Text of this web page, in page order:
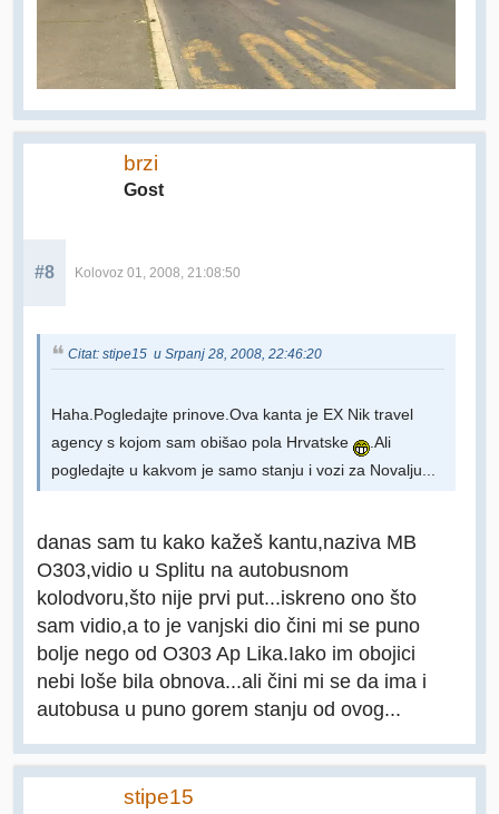
brzi
Gost
#8 Kolovoz 01, 2008, 21:08:50
Citat: stipe15 u Srpanj 28, 2008, 22:46:20
Haha.Pogledajte prinove.Ova kanta je EX Nik travel
agency s kojom sam obišao pola Hrvatske
.Ali
pogledajte u kakvom je samo stanju i vozi za Novalju...
danas sam tu kako kažeš kantu,naziva MB
O303,vidio u Splitu na autobusnom
kolodvoru,što nije prvi put...iskreno ono što
sam vidio,a to je vanjski dio čini mi se puno
bolje nego od O303 Ap Lika.Iako im obojici
nebi loše bila obnova...ali čini mi se da ima i
autobusa u puno gorem stanju od ovog...
stipe15